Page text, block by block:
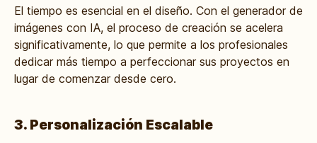
El tiempo es esencial en el diseño. Con el generador de
imágenes con IA, el proceso de creación se acelera
significativamente, lo que permite a los profesionales
dedicar más tiempo a perfeccionar sus proyectos en
lugar de comenzar desde cero.
3. Personalización Escalable